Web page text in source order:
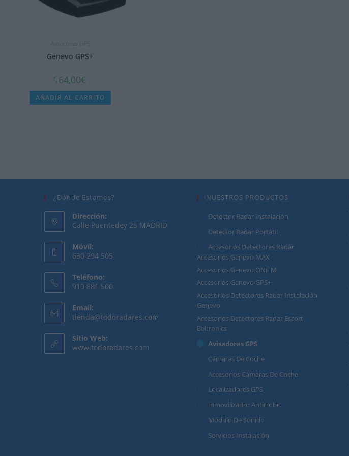
Genevo GPS+
164,00€
AÑADIR AL CARRITO
¿Dónde Estamos?
Dirección:
Calle Puentedey 25 MADRID
Móvil:
630 294 505
Teléfono:
910 881 500
Email:
tienda@todoradares.com
Sitio Web:
www.todoradares.com
NUESTROS PRODUCTOS
Detector Radar Instalación
Detector Radar Portátil
Accesorios Detectores Radar
Accesorios Genevo MAX
Accesorios Genevo ONE M
Accesorios Genevo GPS+
Accesorios Detectores Radar Instalación
Genevo
Accesorios Detectores Radar Escort
Beltronics
Avisadores GPS
Cámaras De Coche
Accesorios Cámaras De Coche
Localizadores GPS
Inmovilizador Antirrobo
Módulo De Sonido
Servicios Instalación